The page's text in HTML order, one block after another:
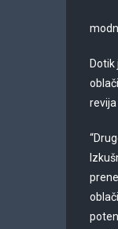
Dotik
revija